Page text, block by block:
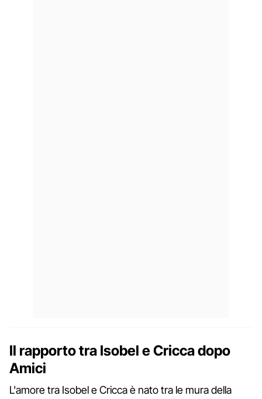
Il rapporto tra Isobel e Cricca dopo
Amici
L'amore tra Isobel e Cricca è nato tra le mura della